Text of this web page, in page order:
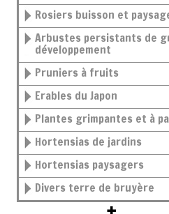
Rosiers buisson et
Arbustes persistants de grand
développement
Pruniers à fruits
Erables du Japon
Plantes grimpantes et à
Hortensias de jardins
Hortensias paysagers
Divers terre de bruyère